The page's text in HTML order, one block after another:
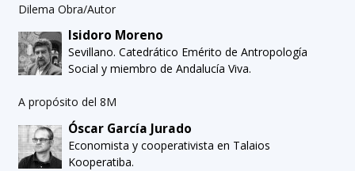
Dilema Obra/Autor
Isidoro Moreno
Sevillano. Catedrático Emérito de Antropología
Social y miembro de Andalucía Viva.
A propósito del 8M
Óscar García Jurado
Economista y cooperativista en Talaios
Kooperatiba.